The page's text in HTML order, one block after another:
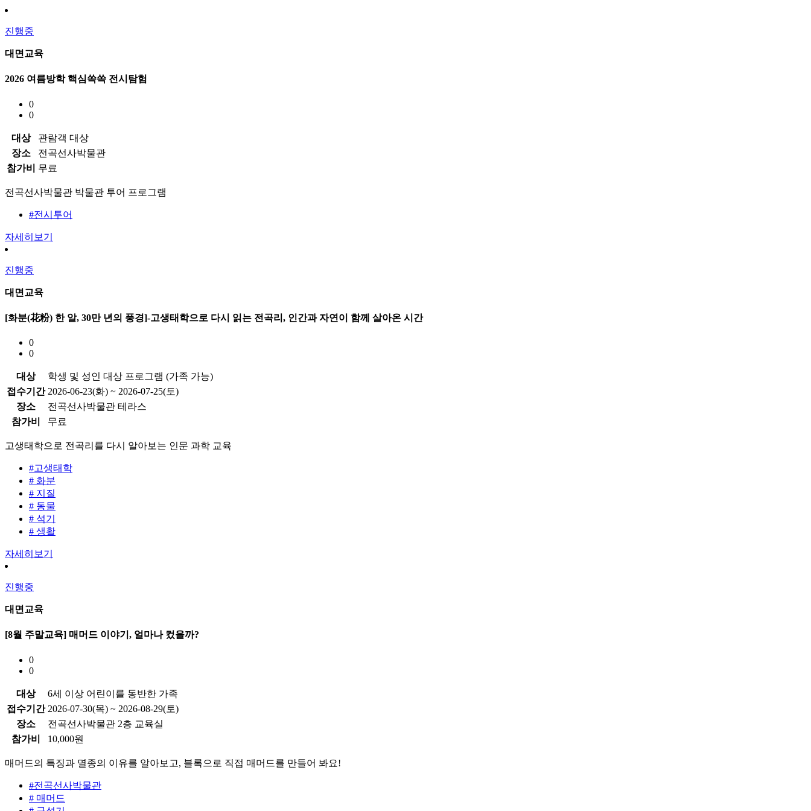
진행중
대면교육
2026 여름방학 핵심쏙쏙 전시탐험
0
0
대상
관람객 대상
장소
전곡선사박물관
참가비
무료
전곡선사박물관 박물관 투어 프로그램
#전시투어
자세히보기
진행중
대면교육
[화분(花粉) 한 알, 30만 년의 풍경]-고생태학으로 다시 읽는 전곡리, 인간과 자연이 함께 살아온 시간
0
0
대상
학생 및 성인 대상 프로그램 (가족 가능)
접수기간 2026-06-23(화) ~ 2026-07-25(토)
장소
전곡선사박물관 테라스
참가비
무료
고생태학으로 전곡리를 다시 알아보는 인문 과학 교육
#고생태학
# 화분
# 지질
# 동물
# 석기
# 생활
자세히보기
진행중
대면교육
[8월 주말교육] 매머드 이야기, 얼마나 컸을까?
0
0
대상
6세 이상 어린이를 동반한 가족
접수기간 2026-07-30(목) ~ 2026-08-29(토)
장소
전곡선사박물관 2층 교육실
참가비
10,000원
매머드의 특징과 멸종의 이유를 알아보고, 블록으로 직접 매머드를 만들어 봐요!
#전곡선사박물관
# 매머드